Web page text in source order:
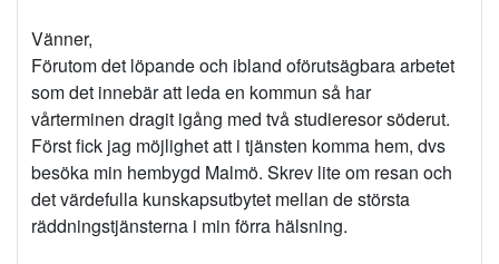
Vänner,
Förutom det löpande och ibland oförutsägbara arbetet
som det innebär att leda en kommun så har
vårterminen dragit igång med två studieresor söderut.
Först fick jag möjlighet att i tjänsten komma hem, dvs
besöka min hembygd Malmö. Skrev lite om resan och
det värdefulla kunskapsutbytet mellan de största
räddningstjänsterna i min förra hälsning.